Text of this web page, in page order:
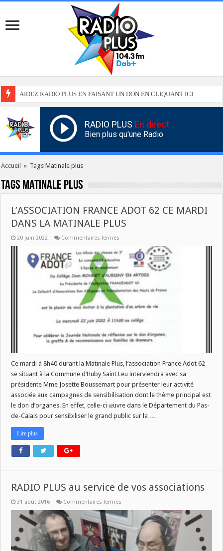
AIDEZ RADIO PLUS EN FAISANT UN DON EN CLIQUANT ICI
RADIO PLUS En direct
Bien plus qu'une Radio
Accueil » Tags Matinale plus
Tags Matinale plus
L’ASSOCIATION FRANCE ADOT 62 CE MARDI
DANS LA MATINALE PLUS
20 juin 2022 Commentaires fermés
FRANCE
ADOT
62
MARDI
DANS
LA
PLUS
Ce mardi à 8h40 durant la Matinale Plus, l’association France Adot 62
se situant à la Commune d’Huby Saint Leu interviendra avec sa
présidente Mme Josette Boussemart pour présenter leur activité
associée aux campagnes de sensibilisation dont le thème principal est
le don d’organes. En effet, celle-ci œuvre dans le Département du Pas-
de-Calais pour sensibiliser le grand public sur la …
Lire plus
RADIO PLUS au service de vos associations
31 août 2016 Commentaires fermés
PLUS
service
de
vos
associations